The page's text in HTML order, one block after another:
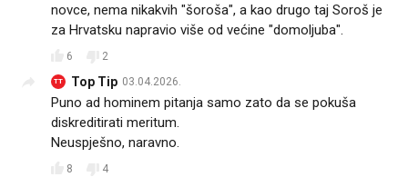
novce, nema nikakvih "šoroša", a kao drugo taj Soroš je
za Hrvatsku napravio više od većine "domoljuba".
6 2
TT Top Tip 03.04.2026.
Puno ad hominem pitanja samo zato da se pokuša
diskreditirati meritum.
Neuspješno, naravno.
8 4